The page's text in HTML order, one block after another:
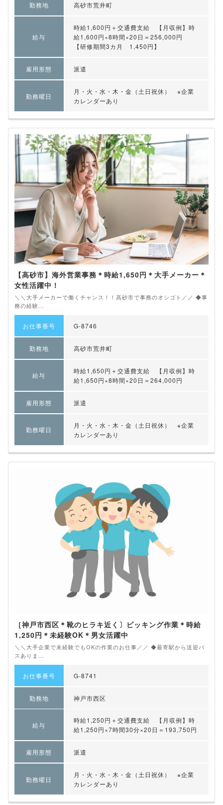
勤務地 高砂市荒井町
給与
時給1,600円＋交通費支給 【月収例】時
給1,600円×8時間×20日＝256,000円
【研修期間3カ月 1,450円】
雇用形態 派遣
勤務曜日
月・火・水・木・金（土日祝休） ※企業
カレンダーあり
【高砂市】海外営業事務＊時給1,650円＊大手メーカー＊
女性活躍中！
＼＼大手メーカーで働くチャンス！！高砂市で事務のオシゴト／／ ◆事
務の経験...
お仕事番号 G-8746
勤務地 高砂市荒井町
給与
時給1,650円＋交通費支給 【月収例】時
給1,650円×8時間×20日＝264,000円
雇用形態 派遣
勤務曜日
月・火・水・木・金（土日祝休） ※企業
カレンダーあり
［神戸市西区＊靴のヒラキ近く〕ピッキング作業＊時給
1,250円＊未経験OK＊男女活躍中
＼＼大手企業で未経験でもOKの作業のお仕事／／ ◆最寄駅から送迎バ
スありま...
お仕事番号 G-8741
勤務地 神戸市西区
給与
時給1,250円＋交通費支給 【月収例】時
給1,250円×7時間30分×20日＝193,750円
雇用形態 派遣
勤務曜日
月・火・水・木・金（土日祝休） ※企業
カレンダーあり